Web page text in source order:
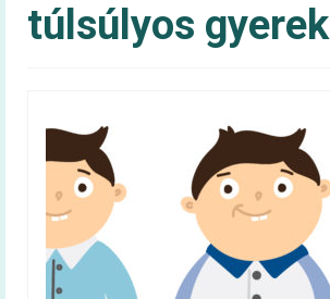
Táplálkozás
Kalkulátorok
BMI
Energiaigény (felnőtt)
Energiaigény (gyerek)
túlsúlyos gyerek